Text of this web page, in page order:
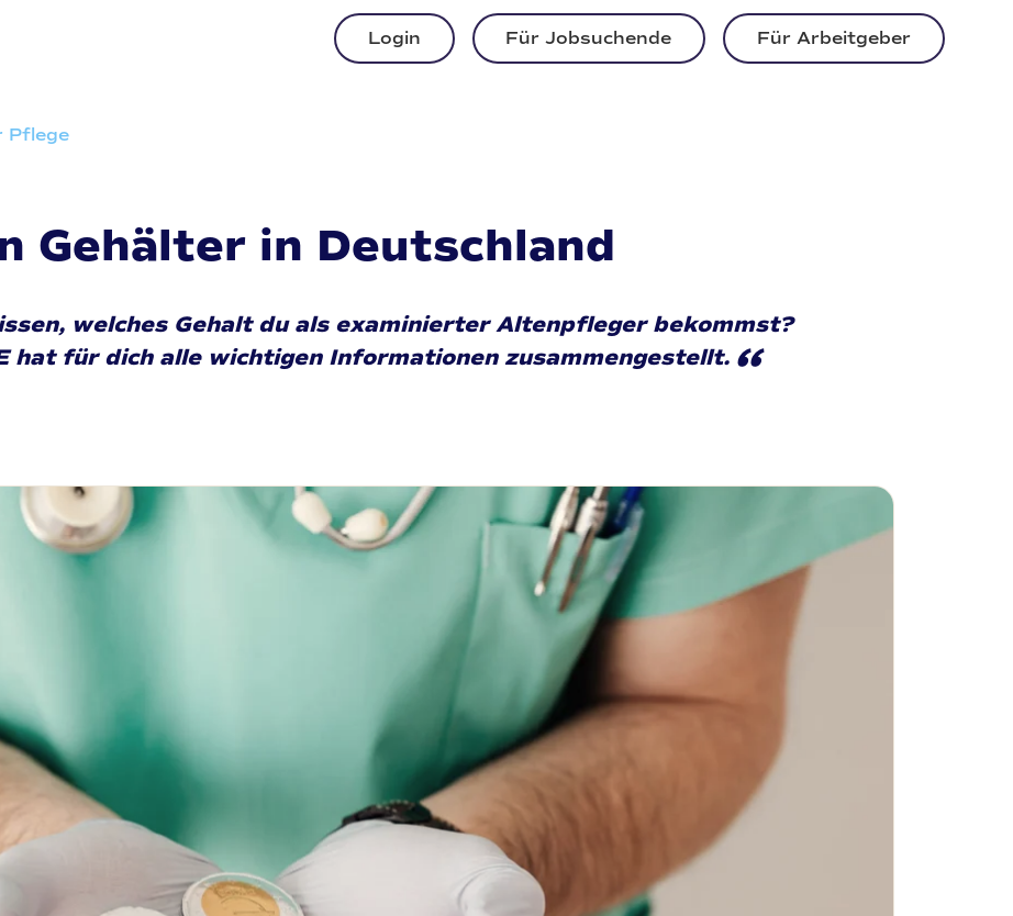
Login Für Jobsuchende Für Arbeitgeber
Pflege
Gehälter in Deutschland
welches Gehalt du als examinierter Altenpfleger bekommst?
hat für dich alle wichtigen Informationen zusammengestellt. “